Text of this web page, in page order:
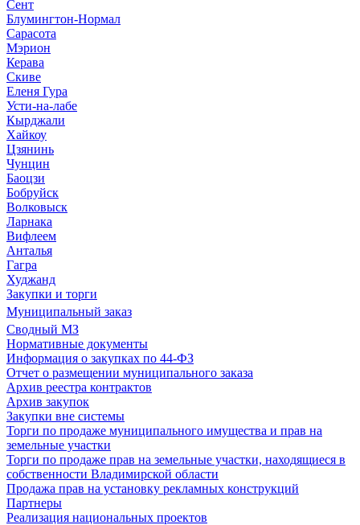
Сент
Блумингтон-Нормал
Сарасота
Мэрион
Керава
Скиве
Еленя Гура
Усти-на-лабе
Кырджали
Хайкоу
Цзянинь
Чунцин
Баоцзи
Бобруйск
Волковыск
Ларнака
Вифлеем
Анталья
Гагра
Худжанд
Закупки и торги
Муниципальный заказ
Сводный МЗ
Нормативные документы
Информация о закупках по 44-ФЗ
Отчет о размещении муниципального заказа
Архив реестра контрактов
Архив закупок
Закупки вне системы
Торги по продаже муниципального имущества и прав на
земельные участки
Торги по продаже прав на земельные участки, находящиеся в
собственности Владимирской области
Продажа прав на установку рекламных конструкций
Партнеры
Реализация национальных проектов